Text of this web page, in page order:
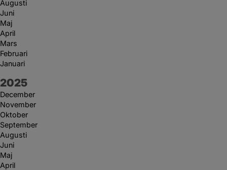
Augusti
Juni
Maj
April
Mars
Februari
Januari
År:
2025
December
November
Oktober
September
Augusti
Juni
Maj
April